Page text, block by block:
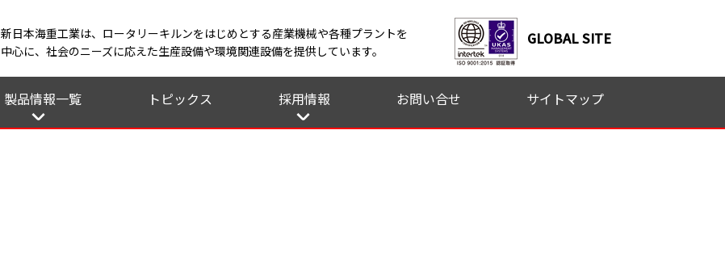
新日本海重工業は、ロータリーキルンをはじめとする産業機械や各種プラントを
中心に、社会のニーズに応えた生産設備や環境関連設備を提供しています。
GLOBAL SITE
製品情報一覧 トピックス 採用情報 お問い合せ サイトマップ